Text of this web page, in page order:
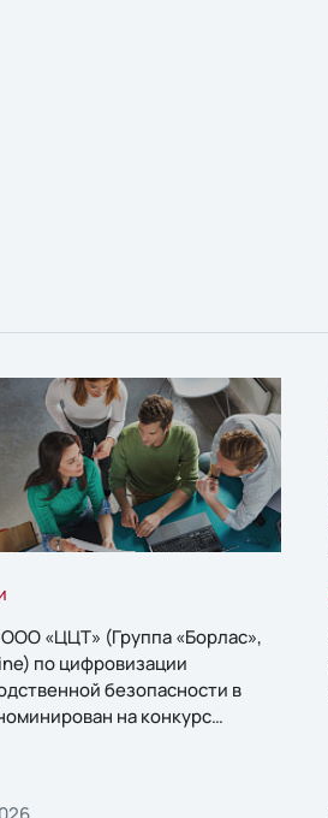
«ЦЦТ» (Группа «Борлас»,
по цифровизации
безопасности в
на конкурс